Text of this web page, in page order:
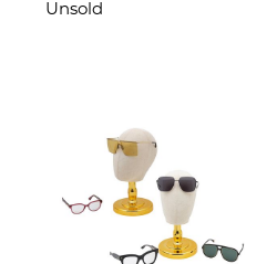
Unsold